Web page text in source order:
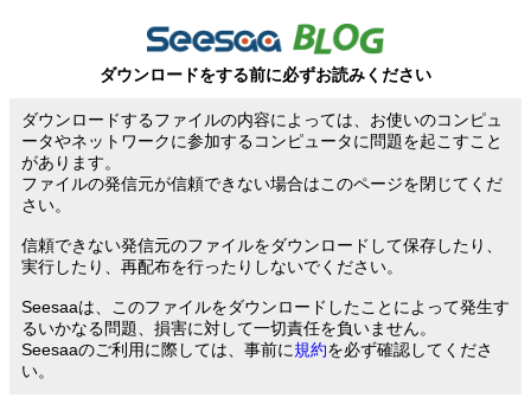
ダウンロードをする前に必ずお読みください
ダウンロードするファイルの内容によっては、お使いのコンピュ
ータやネットワークに参加するコンピュータに問題を起こすこと
があります。
ファイルの発信元が信頼できない場合はこのページを閉じてくだ
さい。
信頼できない発信元のファイルをダウンロードして保存したり、
実行したり、再配布を行ったりしないでください。
Seesaaは、このファイルをダウンロードしたことによって発生す
るいかなる問題、損害に対して一切責任を負いません。
Seesaaのご利用に際しては、事前に規約を必ず確認してくださ
い。